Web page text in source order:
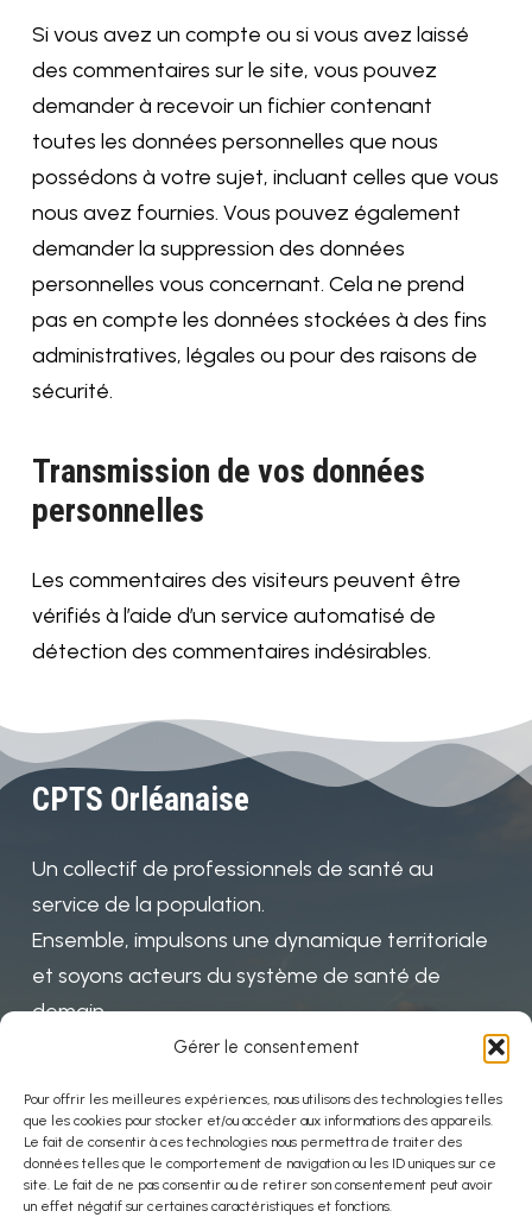
Gérer le consentement
Pour offrir les meilleures expériences, nous utilisons des technologies telles
que les cookies pour stocker et/ou accéder aux informations des appareils.
Le fait de consentir à ces technologies nous permettra de traiter des
données telles que le comportement de navigation ou les ID uniques sur ce
site. Le fait de ne pas consentir ou de retirer son consentement peut avoir
un effet négatif sur certaines caractéristiques et fonctions.
Si vous avez un compte ou si vous avez laissé
des commentaires sur le site, vous pouvez
demander à recevoir un fichier contenant
toutes les données personnelles que nous
possédons à votre sujet, incluant celles que vous
nous avez fournies. Vous pouvez également
demander la suppression des données
personnelles vous concernant. Cela ne prend
pas en compte les données stockées à des fins
administratives, légales ou pour des raisons de
sécurité.
Transmission de vos données
personnelles
Les commentaires des visiteurs peuvent être
vérifiés à l’aide d’un service automatisé de
détection des commentaires indésirables.
CPTS Orléanaise
Un collectif de professionnels de santé au
service de la population.
Ensemble, impulsons une dynamique territoriale
et soyons acteurs du système de santé de
demain
Mentions
Politiques de confidentialité
Mentions légales